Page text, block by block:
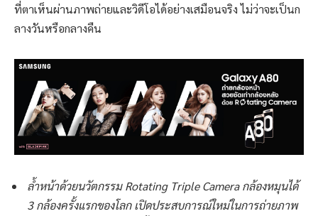
ที่ตาเห็นผ่านภาพถ่ายและวิดีโอได้อย่างเสมือนจริง ไม่ว่าจะเป็นก
ลางวันหรือกลางคืน
ล้ำหน้าด้วยนวัตกรรมRotating Triple Camera กล้องหมุนได้
3 กล้องครั้งแรกของโลก เปิดประสบการณ์ใหม่ในการถ่ายภาพ